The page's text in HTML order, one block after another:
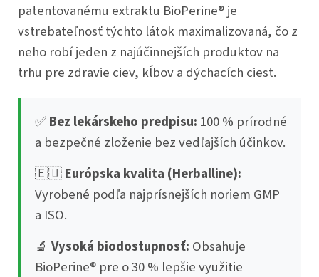
patentovanému extraktu BioPerine® je
vstrebateľnosť týchto látok maximalizovaná, čo z
neho robí jeden z najúčinnejších produktov na
trhu pre zdravie ciev, kĺbov a dýchacích ciest.
✅Bez lekárskeho predpisu: 100 % prírodné
a bezpečné zloženie bez vedľajších účinkov.
🇪🇺Európska kvalita (Herballine):
Vyrobené podľa najprísnejších noriem GMP
a ISO.
🔬 Vysoká biodostupnosť: Obsahuje
BioPerine® pre o 30 % lepšie využitie